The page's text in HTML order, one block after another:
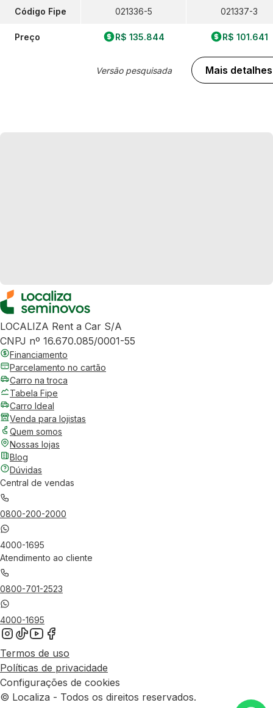
Código Fipe
Preço
021336-5
R$ 135.844
Versão pesquisada
021337-3
R$ 101.641
Mais detalhes
LOCALIZA Rent a Car S/A
CNPJ nº 16.670.085/0001-55
Financiamento
Parcelamento no cartão
Carro na troca
Tabela Fipe
Carro Ideal
Venda para lojistas
Quem somos
Nossas lojas
Blog
Dúvidas
Central de vendas
0800-200-2000
4000-1695
Atendimento ao cliente
0800-701-2523
4000-1695
Termos de uso
Políticas de privacidade
Configurações de cookies
© Localiza - Todos os direitos reservados.